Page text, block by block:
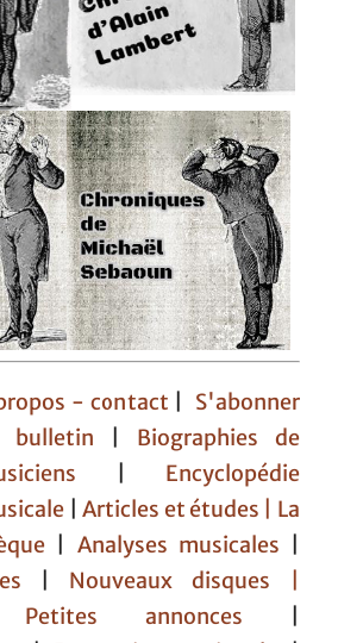
- contact
S'abonner
bulletin
Biographies de
Encyclopédie
|Articles et études | La
Analyses musicales
Nouveaux disques |
Petites annonces